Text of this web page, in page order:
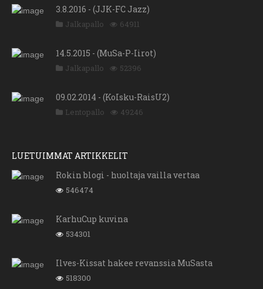
3.8.2016 - (JJK-FC Jazz)
Jalkapallo 64911
14.5.2015 - (MuSa-P-Iirot)
Jalkapallo 52396
09.02.2014 - (KoIsku-RaisU2)
Lentopallo 49246
LUETUIMMAT ARTIKKELIT
Rokin blogi - huoltaja vailla vertaa
546474
KarhuCup kuvina
534301
Ilves-Kissat hakee revanssia MuSasta
518300